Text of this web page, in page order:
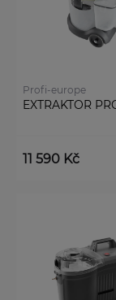
Profi-europe
EXTRAKTOR
11 590 Kč